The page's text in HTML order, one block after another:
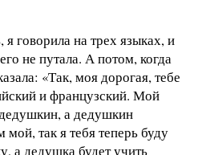
я говорила на трех языках, и
не путала. А потом, когда
«Так, моя дорогая, тебе
и французский. Мой
а дедушкин
так я тебя теперь буду
а дедушка будет учить